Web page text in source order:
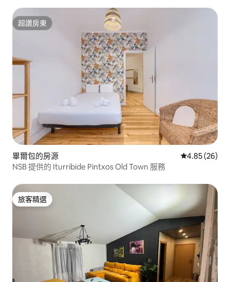
超讚房東
超讚房東
畢爾包的房源 從 26 則評價
4.85 (26)
NSB 提供的 Iturribide Pintxos Old Town 服務
旅客精選
旅客精選